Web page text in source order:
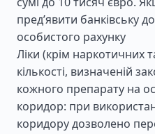
пред’явити банківську
особистого рахунку
Ліки (крім наркотичних
кількості, визначеній
кожного препарату на
коридор: при
коридору дозволено